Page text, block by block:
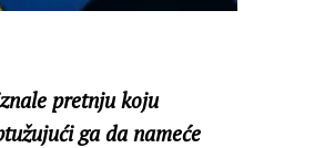
pretnju koju
ga da nameće